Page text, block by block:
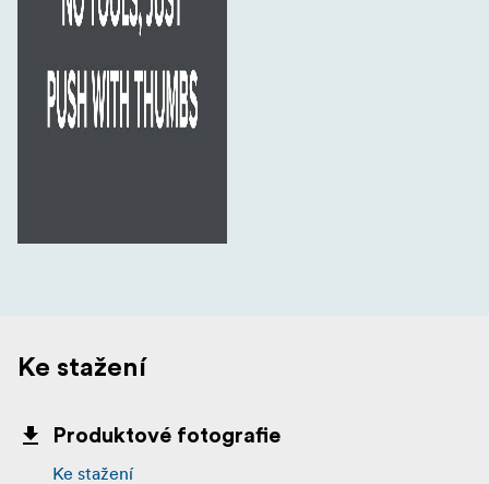
Ke stažení
Produktové fotografie
Ke stažení